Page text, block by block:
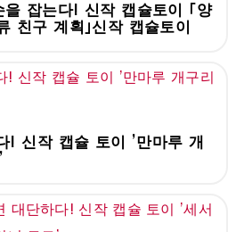
잡는다! 신작 캡슐토이 「양
친구 계획」신작 캡슐토이
! 신작 캡슐 토이 '만마루 개